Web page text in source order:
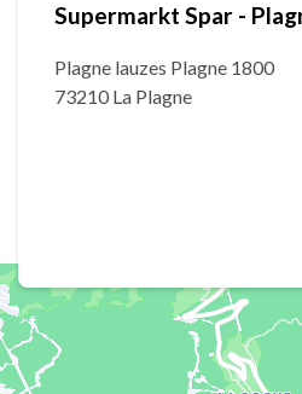
Supermarkt Spar -
Plagne lauzes Plagne 1800
73210 La Plagne